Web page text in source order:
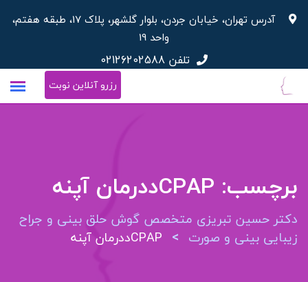
پرش
آدرس تهران، خیابان جردن، بلوار گلشهر، پلاک 17، طبقه هفتم،
واحد 19
تلفن 02126202588
رزرو آنلاین نوبت
برچسب: CPAPددرمان آپنه
دکتر حسین تبریزی متخصص گوش حلق بینی و جراح
زیبایی بینی و صورت > CPAPددرمان آپنه